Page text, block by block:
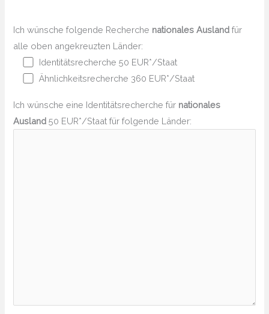
Ich wünsche folgende Recherche nationales Ausland für
alle oben angekreuzten Länder:
Identitätsrecherche 50 EUR*/Staat
Ähnlichkeitsrecherche 360 EUR*/Staat
Ich wünsche eine Identitätsrecherche für nationales
Ausland 50 EUR*/Staat für folgende Länder: